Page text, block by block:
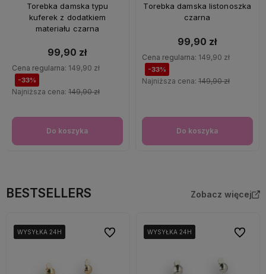
Torebka damska typu
kuferek z dodatkiem
materiału czarna
99,90 zł
Cena regularna: 149,90 zł
-33%
Najniższa cena:149,90 zł
Do koszyka
Torebka damska listonoszka
czarna
99,90 zł
Cena regularna: 149,90 zł
-33%
Najniższa cena: 149,90 zł
Do koszyka
BESTSELLERS Zobacz więcej
WYSYŁKA 24H
WYSYŁKA 24H
WYSYŁKA 24H Do ulubionychWYSYŁKA 24H
WYSYŁKA 24H
WYSYŁKA 24H Do